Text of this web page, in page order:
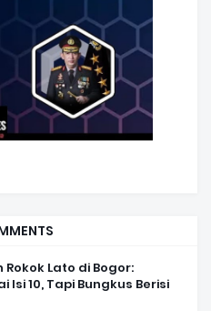
Lato di Bogor:
Isi 10, Tapi Bungkus Berisi